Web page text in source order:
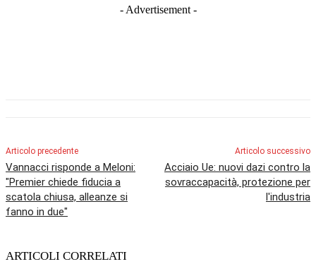
- Advertisement -
Articolo precedente
Vannacci risponde a Meloni:
"Premier chiede fiducia a
scatola chiusa, alleanze si
fanno in due"
Articolo successivo
Acciaio Ue: nuovi dazi contro la
sovraccapacità, protezione per
l'industria
ARTICOLI CORRELATI